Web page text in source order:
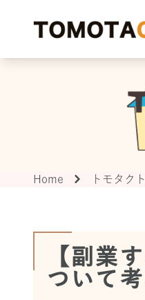
Home トモタク
【副業
ついて